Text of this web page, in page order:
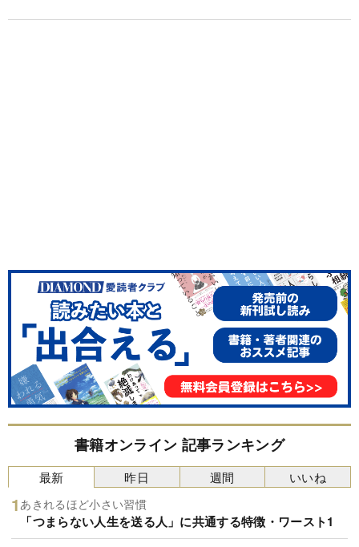
書籍オンライン 記事ランキング
最新
あきれるほど小さい習慣
「つまらない人生を送る人」に共通する特徴・ワースト1
昨日 週間 いいね